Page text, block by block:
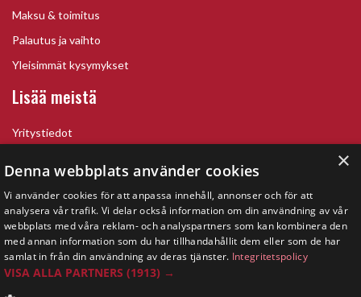
Maksu & toimitus
Palautus ja vaihto
Yleisimmät kysymykset
Lisää meistä
Yritystiedot
×
Denna webbplats använder cookies
Vi använder cookies för att anpassa innehåll, annonser och för att
analysera vår trafik. Vi delar också information om din användning av vår
webbplats med våra reklam- och analyspartners som kan kombinera den
med annan information som du har tillhandahållit dem eller som de har
samlat in från din användning av deras tjänster. Integritetspolicy
VISA ALLA PARTNERS (1913) →